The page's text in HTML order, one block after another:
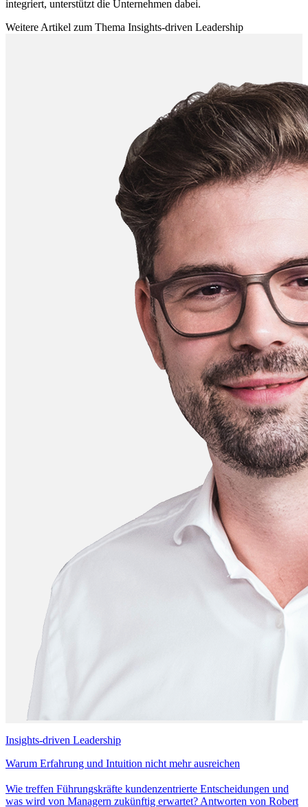
integriert, unterstützt die Unternehmen dabei.
Weitere Artikel zum Thema Insights-driven Leadership
Insights-driven Leadership
Warum Erfahrung und Intuition nicht mehr ausreichen
Wie treffen Führungskräfte kundenzentrierte Entscheidungen und
was wird von Managern zukünftig erwartet? Antworten von Robert